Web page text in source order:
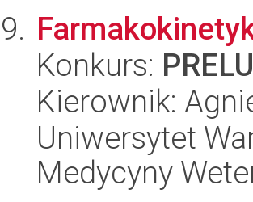
Konkurs:
Kierownik:
Uniwersytet
Medycyny